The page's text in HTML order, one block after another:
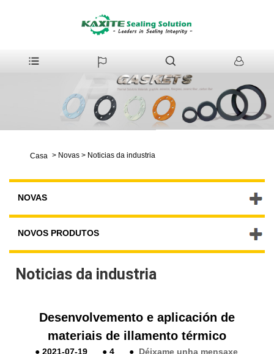
Casa > Novas > Noticias da industria
NOVAS
NOVOS PRODUTOS
Noticias da industria
Desenvolvemento e aplicación de
materiais de illamento térmico
●2021-07-19 ●4 ● Déixame unha mensaxe